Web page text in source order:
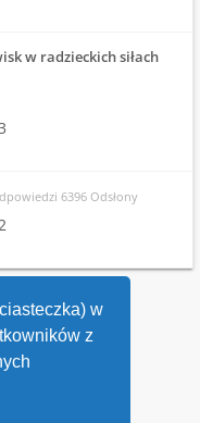
w
z
w radzieckich siłach
6396 Odsłony